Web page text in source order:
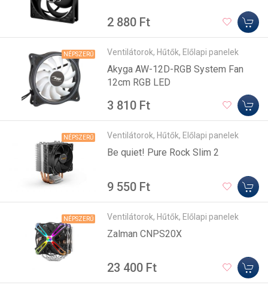
2 880 Ft
NÉPSZERŰ Ventilátorok, Hűtők, Előlapi panelek
Akyga AW-12D-RGB System Fan
12cm RGB LED
3 810 Ft
NÉPSZERŰ Ventilátorok, Hűtők, Előlapi panelek
Be quiet! Pure Rock Slim 2
9 550 Ft
NÉPSZERŰ Ventilátorok, Hűtők, Előlapi panelek
Zalman CNPS20X
23 400 Ft